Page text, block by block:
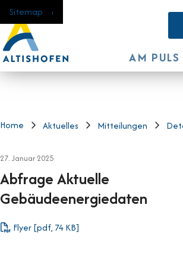
Navigieren in Altishofen
Schnellnavigation
Home
Navigation
Inhalt
Suche
Sitemap
AM
Home Aktuelles Mitteilungen
Abfrage Aktuelle
Gebäudeenergiedaten
27. Januar 2025
Flyer [pdf, 74 KB]